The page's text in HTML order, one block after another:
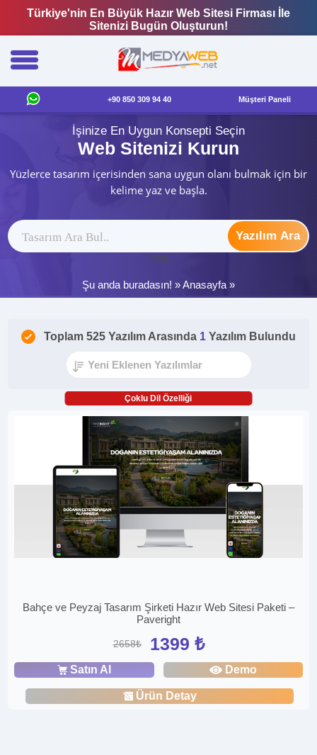
Türkiye'nin En Büyük Hazır Web Sitesi Firması İle
Sitenizi Bugün Oluşturun!
+90 850 309 94 40 Müşteri Paneli
İşinize En Uygun Konsepti Seçin
Web Sitenizi Kurun
Yüzlerce tasarım içerisinden sana uygun olanı bulmak için bir
kelime yaz ve başla.
Yazılım Ara
ytag
Şu anda buradasın! »Anasayfa »
Toplam 525 Yazılım Arasında 1 Yazılım Bulundu
Çoklu Dil Özelliği
Bahçe ve Peyzaj Tasarım Şirketi Hazır Web Sitesi Paketi –
Paveright
2658₺ 1399 ₺
Satın Al Demo
Ürün Detay